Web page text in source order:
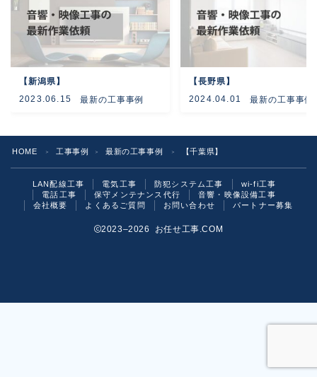
音響・映像設備工事
保守メンテナンス代行
よくあるご質問
【新潟県】
2023.06.15 最新の工事事例
【長野県】
2024.04.01 最新の工事事例
HOME ＞ 工事事例 ＞ 最新の工事事例 ＞ 【千葉県】
LAN配線工事 電気工事 防犯システム工事
wi-fi工事
電話工事
保守メンテナンス代行
音響・映像設備工事
会社概要
よくあるご質問 お問い合わせ パートナー募集
2023–2026 お任せ工事.COM